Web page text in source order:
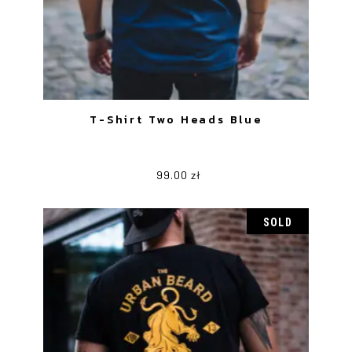
T-Shirt Two Heads Blue
99.00zł
Ten
ma
wiele
wariantów.
Opcje
na
stronie
produktu
SOLD